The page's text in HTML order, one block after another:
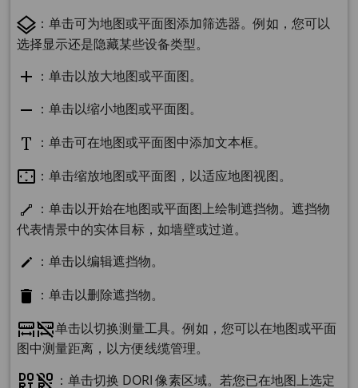
：单击可为地图或平面图添加筛选器。例如，您可以
选择显示还是隐藏某些设备类型。
：单击以放大地图或平面图。
：单击以缩小地图或平面图。
：单击可在地图或平面图中添加文本框。
：单击缩放地图或平面图，以适应地图视图。
：单击以开始在地图或平面图上绘制遮挡物。遮挡物
代表情景中的实体目标，如墙壁或过道。
：单击以编辑遮挡物。
：单击以删除遮挡物。
单击以切换测量工具。例如，您可以在地图或平面
图中测量距离，以方便线缆管理。
：单击切换 DORI 像素区域。若您已在地图上选定